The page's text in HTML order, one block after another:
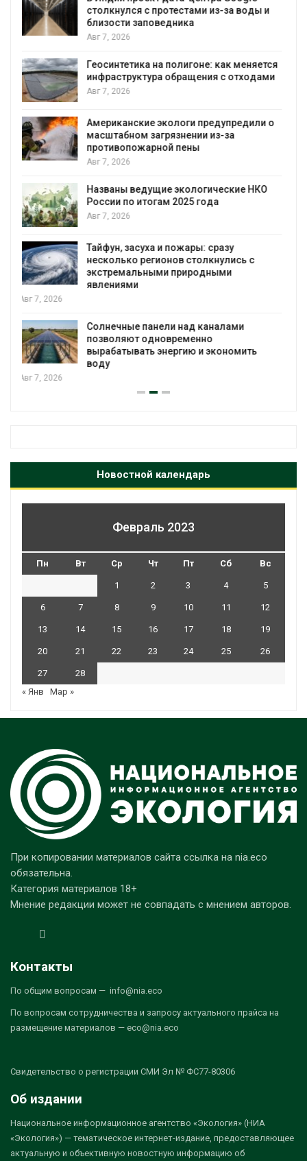
городам переживать жару
Авг 7, 2026
строительство мусорных объектов и
уборку контейнерных площадок
Авг 7, 2026
Панамский канал вновь ограничивает
загрузку судов из-за дефицита пресной
воды
Авг 6, 2026
В китайской провинции Шэньси из-за
паводков эвакуировали более 140 тыс.
человек
МЕГА и ВкусВилл установили
экообменники для сбора вторсырья
Авг 6, 2026
воду из воздуха с помощью ветра
Авг 6, 2026
Новостной календарь
Февраль 2023
Пн Вт Ср Чт Пт Сб Вс
1 2 3 4 5
6 7 8 9 10 11 12
13 14 15 16 17 18 19
20 21 22 23 24 25 26
27
28
« Янв
Мар »
При копировании материалов сайта ссылка на nia.eco
обязательна.
Категория материалов 18+
Мнение редакции может не совпадать с мнением авторов.
Контакты
По общим вопросам — info@nia.eco
По вопросам сотрудничества и запросу актуального прайса на
размещение материалов — eco@nia.eco
Свидетельство о регистрации СМИ Эл № ФС77-80306
Об издании
Национальное информационное агентство «Экология» (НИА
«Экология») — тематическое интернет-издание, предоставляющее
актуальную и объективную новостную информацию об